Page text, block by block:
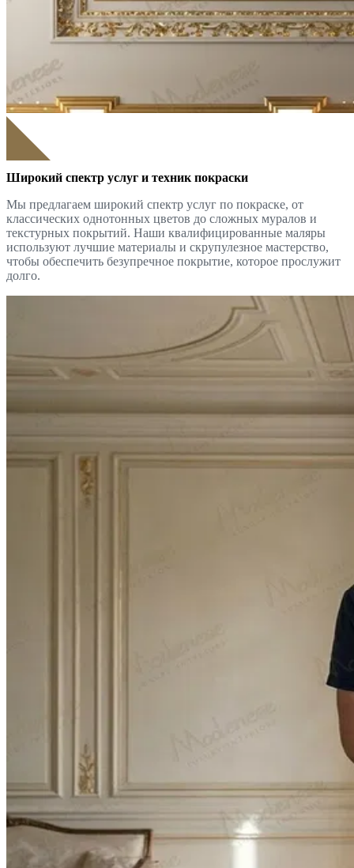
Широкий спектр услуг и техник покраски
Мы предлагаем широкий спектр услуг по покраске, от
классических однотонных цветов до сложных муралов и
текстурных покрытий. Наши квалифицированные маляры
используют лучшие материалы и скрупулезное мастерство,
чтобы обеспечить безупречное покрытие, которое прослужит
долго.